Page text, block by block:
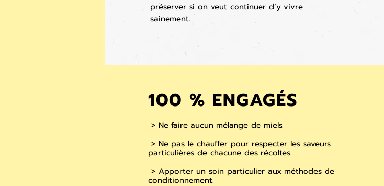
préserver si on veut continuer d’y vivre
sainement.
100 % ENGAGÉS
> Ne faire aucun mélange de miels.
> Ne pas le chauffer pour respecter les saveurs
particulières de chacune des récoltes.
> Apporter un soin particulier aux méthodes de
conditionnement.